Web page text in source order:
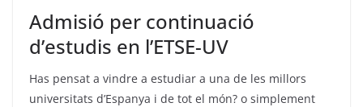
Admisió per continuació
d’estudis en l’ETSE-UV
Has pensat a vindre a estudiar a una de les millors
universitats d’Espanya i de tot el món? o simplement